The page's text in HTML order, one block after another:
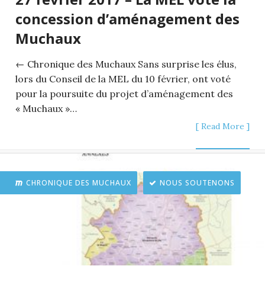
concession d’aménagement des
Muchaux
← Chronique des Muchaux Sans surprise les élus,
lors du Conseil de la MEL du 10 février, ont voté
pour la poursuite du projet d’aménagement des
« Muchaux »…
[ Read More ]
CHRONIQUE DES MUCHAUX NOUS SOUTENONS